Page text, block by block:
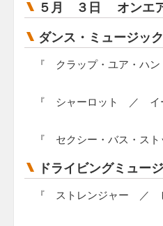
５月 ３日 オンエ
ダンス・ミュージッ
『 クラップ・ユア・ハ
『 シャーロット ／ イ
『 セクシー・バス・ス
ドライビングミュー
『 ストレンジャー ／